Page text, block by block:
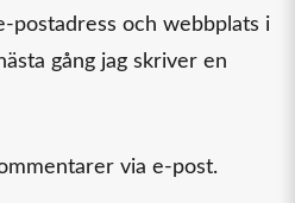
postadress och webbplats i
gång jag skriver en
via e-post.